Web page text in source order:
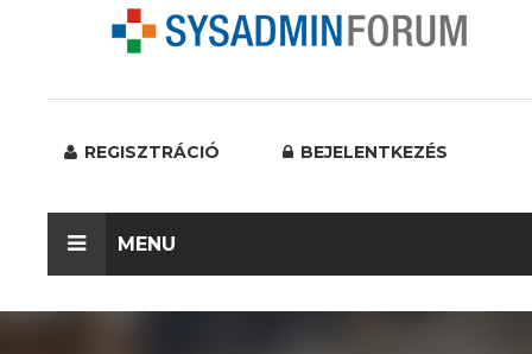
REGISZTRÁCIÓ BEJELENTKEZÉS
MENU